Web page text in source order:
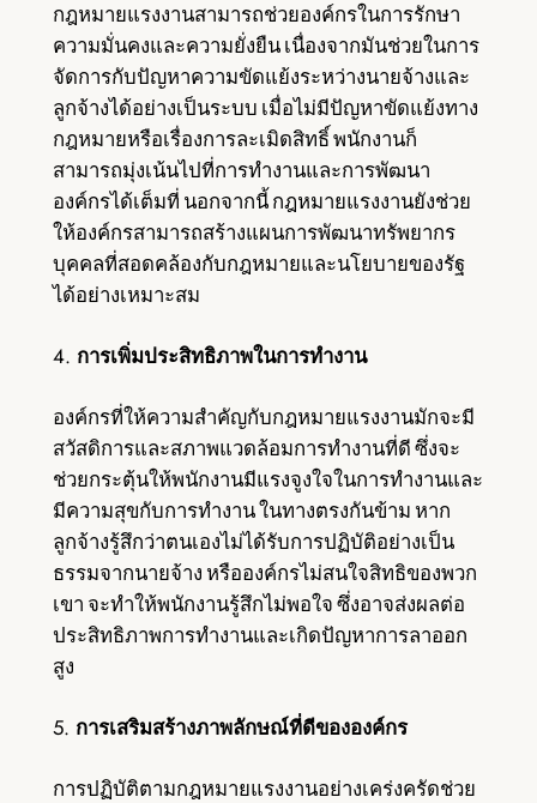
กฎหมายแรงงานสามารถช่วยองค์กรในการรักษา
ความมั่นคงและความยั่งยืน เนื่องจากมันช่วยในการ
จัดการกับปัญหาความขัดแย้งระหว่างนายจ้างและ
ลูกจ้างได้อย่างเป็นระบบ เมื่อไม่มีปัญหาขัดแย้งทาง
กฎหมายหรือเรื่องการละเมิดสิทธิ์ พนักงานก็
สามารถมุ่งเน้นไปที่การทำงานและการพัฒนา
องค์กรได้เต็มที่ นอกจากนี้ กฎหมายแรงงานยังช่วย
ให้องค์กรสามารถสร้างแผนการพัฒนาทรัพยากร
บุคคลที่สอดคล้องกับกฎหมายและนโยบายของรัฐ
ได้อย่างเหมาะสม
4. การเพิ่มประสิทธิภาพในการทำงาน
องค์กรที่ให้ความสำคัญกับกฎหมายแรงงานมักจะมี
สวัสดิการและสภาพแวดล้อมการทำงานที่ดี ซึ่งจะ
ช่วยกระตุ้นให้พนักงานมีแรงจูงใจในการทำงานและ
มีความสุขกับการทำงาน ในทางตรงกันข้าม หาก
ลูกจ้างรู้สึกว่าตนเองไม่ได้รับการปฏิบัติอย่างเป็น
ธรรมจากนายจ้าง หรือองค์กรไม่สนใจสิทธิของพวก
เขา จะทำให้พนักงานรู้สึกไม่พอใจ ซึ่งอาจส่งผลต่อ
ประสิทธิภาพการทำงานและเกิดปัญหาการลาออก
สูง
5. การเสริมสร้างภาพลักษณ์ที่ดีขององค์กร
การปฏิบัติตามกฎหมายแรงงานอย่างเคร่งครัดช่วย